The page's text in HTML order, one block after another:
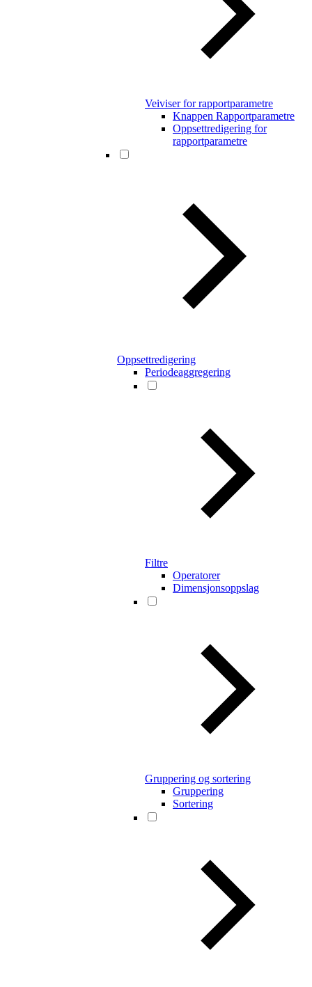
Veiviser for rapportparametre
Knappen Rapportparametre
Oppsettredigering for
rapportparametre
Oppsettredigering
Periodeaggregering
Filtre
Operatorer
Dimensjonsoppslag
Gruppering og sortering
Gruppering
Sortering